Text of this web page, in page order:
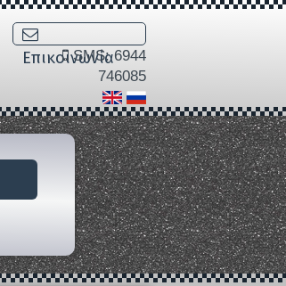
Επικοινωνία
SMS: 6944
746085